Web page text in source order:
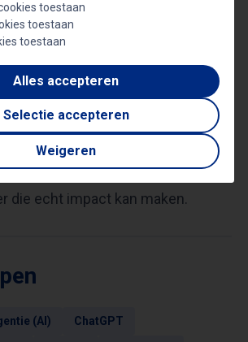
Tom Palmaerts voor een
je niet alleen voor een expert met
maar ook voor een spreker die
publiek te inspireren en te
ervaring, expertise en
is Tom Palmaerts een
voor iedereen die op zoek is
die echt impact kan maken.
(AI) ChatGPT
toestaan
toestaan
toestaan
Alles accepteren
Selectie accepteren
Weigeren